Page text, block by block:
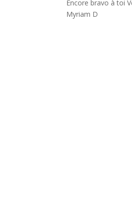
Encore bravo à toi
Myriam D